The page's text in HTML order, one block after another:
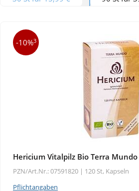
-10%3
Hericium Vitalpilz Bio Terra
PZN/Art.Nr.: 07591820 | 120 St, Kapseln
Pflichtangaben